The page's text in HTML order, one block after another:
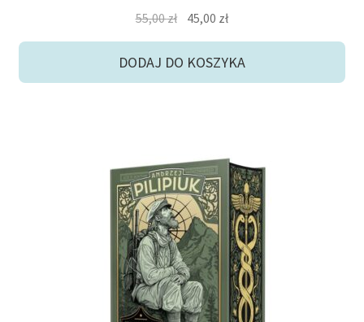
55,00zł Pierwotna
wynosiła:
45,00 złAktualna
wynosi:
DODAJ DO KOSZYKA